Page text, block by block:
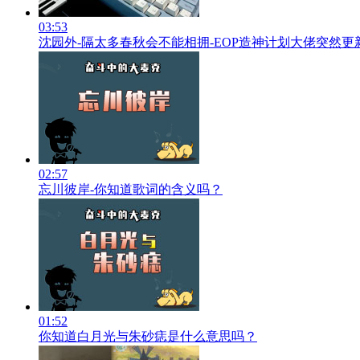
03:53
沈园外-隔太多春秋会不能相拥-EOP造神计划大佬突然更
02:57
忘川彼岸-你知道歌词的含义吗？
01:52
你知道白月光与朱砂痣是什么意思吗？